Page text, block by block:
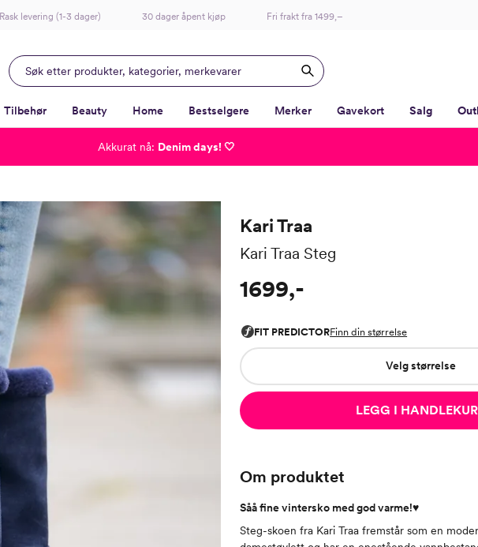
Rask levering (1-3 dager) 30 dager åpent kjøp Fri frakt fra 1499,–
Tilbehør Beauty Home Bestselgere Merker Gavekort Salg
Kari Traa
Kari Traa Steg
1699,-
Velg størrelse
LEGG I
Om produktet
Såå fine vintersko med god varme!♥
Steg-skoen fra Kari Traa fremstår som en
Akkurat nå: Denim days! 🤍
-
-
-
-